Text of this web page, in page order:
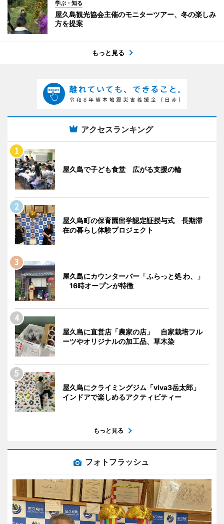
学ぶ・知る
屋久島観光協会主催のモニターツアー、冬の楽しみ
方を提案
もっと見る
アクセスランキング
屋久島で子ども食堂 広がる支援の輪
屋久島町の保育園留学認定証授与式 長期滞
在の暮らし体験プロジェクト
屋久島にカウンターバー「ふらっと処 わ、」
16時オープンが特徴
屋久島に直営店「農家の店」 自家栽培フル
ーツやオリジナルの加工品、草木染
屋久島にクライミングジム「viva3岳太郎」
インドアで楽しめるアクティビティー
もっと見る
フォトフラッシュ